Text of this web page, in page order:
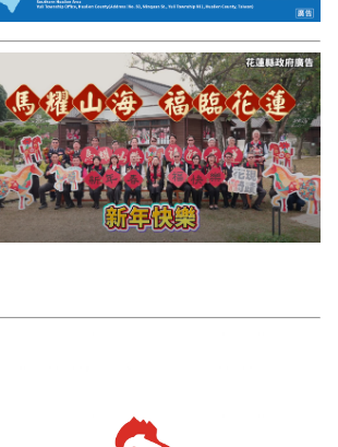
台南市
澎湖縣
香港
台東市
雲林縣
長濱鄉
彰化縣